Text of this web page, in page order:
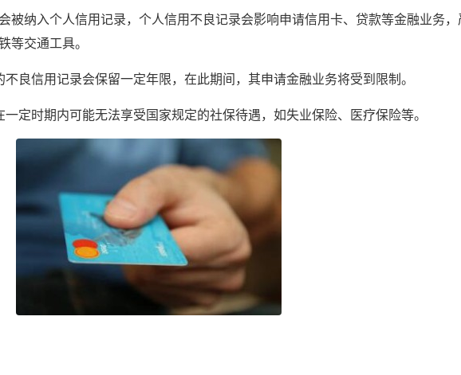
被纳入个人信用记录，个人信用不良记录会影响申请信用卡、贷款等金融业务，
等交通工具。
良信用记录会保留一定年限，在此期间，其申请金融业务将受到限制。
定时期内可能无法享受国家规定的社保待遇，如失业保险、医疗保险等。